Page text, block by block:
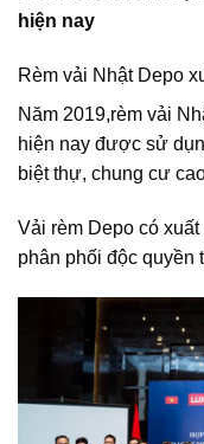
hiện nay
Rèm vải Nhật Depo
Năm 2019,rèm vải
hiện nay được sử
biệt thự, chung cư
Vải rèm Depo có
phân phối độc quyền